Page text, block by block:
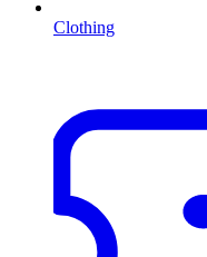
Clothing